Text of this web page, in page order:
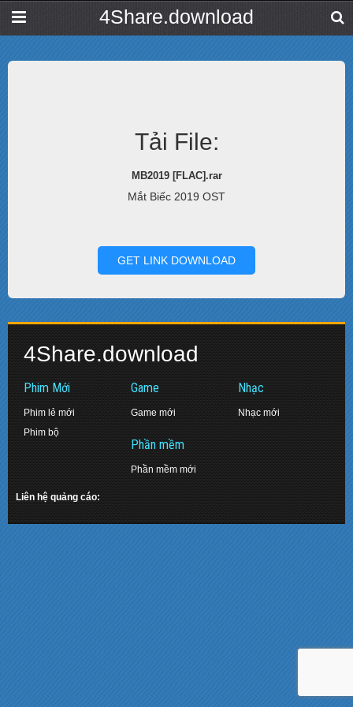
4Share.download
Tải File:
MB2019 [FLAC].rar
Mắt Biếc 2019 OST
GET LINK DOWNLOAD
4Share.download
Phim Mới
Phim lẻ mới
Phim bộ
Game
Game mới
Phần mềm
Phần mềm mới
Nhạc
Nhạc mới
Liên hệ quảng cáo: